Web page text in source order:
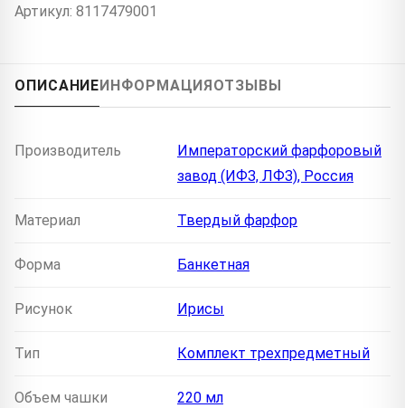
Артикул: 8117479001
ОПИСАНИЕ ИНФОРМАЦИЯ ОТЗЫВЫ
Производитель
Императорский фарфоровый
завод (ИФЗ, ЛФЗ), Россия
Материал Твердый фарфор
Форма Банкетная
Рисунок Ирисы
Тип Комплект трехпредметный
Объем чашки 220 мл